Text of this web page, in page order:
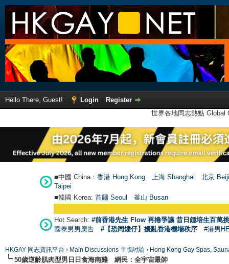
Hello There, Guest! Login
Register
世界各地同志熱點
■中國 China： 香港 Hong Kong 上海 Shanghai
北京
Taipei
■韓國 Korea: 首爾 Seoul 釜山 Busan
Hot Search: #前香港先生 Flow 再捲爭議 昔日鍾培生百萬
國泰男男廣告
#【恐同矮仔】擾亂香港機場秩序 #港男
HKGAY 同志資訊平台 › Main Discussions 主版討論 › Hong Kong Gay Spas,
50歲逆齡肌肉型男日日食海南雞 網民：全宇宙最帥